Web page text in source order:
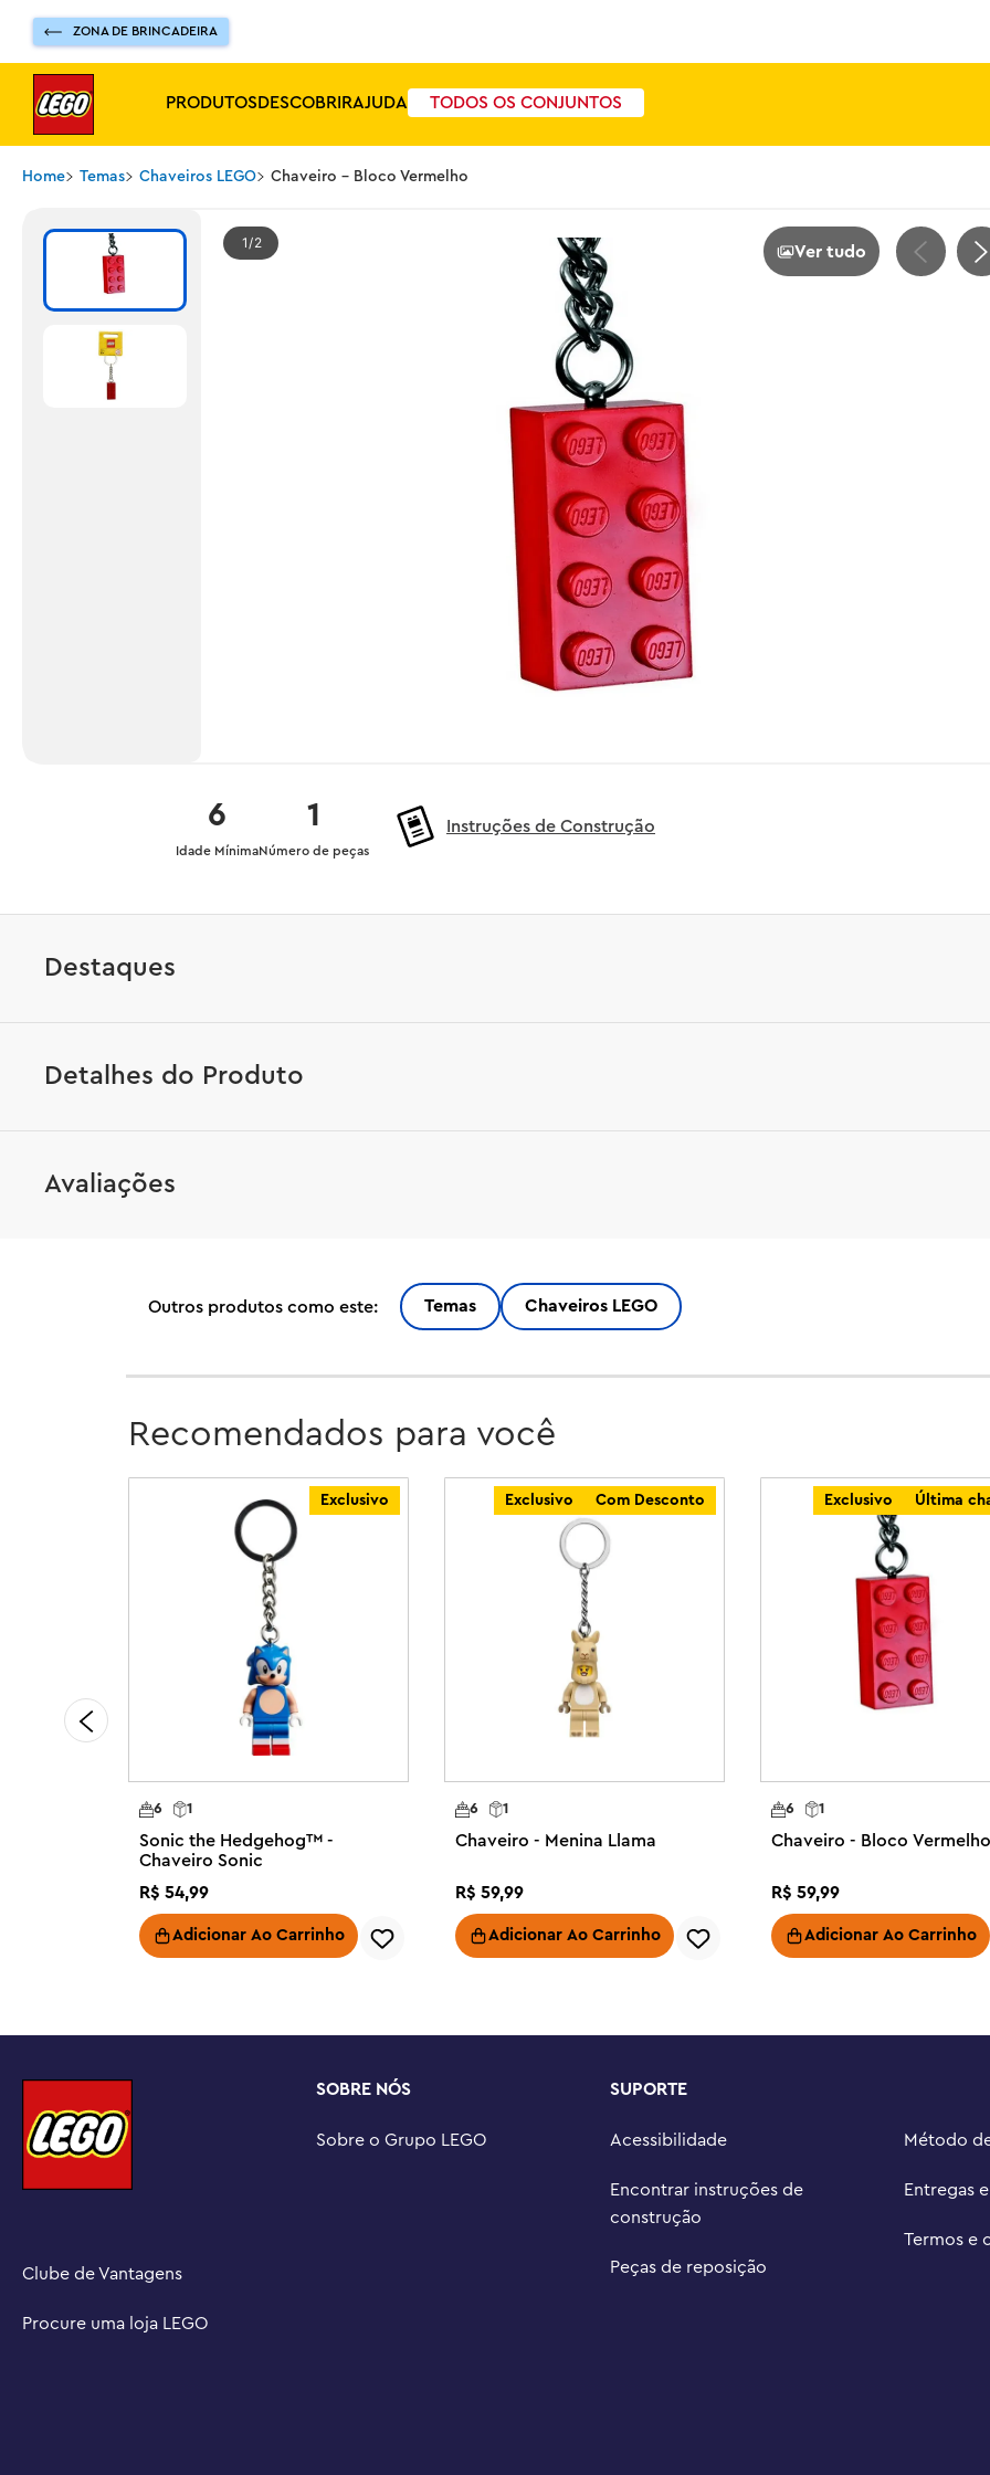
ZONA DE BRINCADEIRA
PRODUTOSDESCOBRIRAJUDA TODOS OS CONJUNTOS
Home Temas Chaveiros LEGO Chaveiro - Bloco Vermelho
1 2 Ver tudo
1
Número de peças
6
Idade Mínima
Instruções de Construção
Destaques
Detalhes do Produto
Avaliações
Outros produtos como este: Temas Chaveiros LEGO
Recomendados para você
Exclusivo
1
6
Sonic the Hedgehog™ -
Chaveiro Sonic
R$ 54,99
Adicionar Ao Carrinho
Exclusivo Com Desconto
1
6
Chaveiro - Menina Llama
R$ 59,99
Adicionar Ao Carrinho
Exclusivo Última
1
6
Chaveiro - Bloco Vermelho
R$ 59,99
Adicionar Ao Carrinho
Clube de Vantagens
Procure uma loja LEGO
SOBRE NÓS
Sobre o Grupo LEGO
SUPORTE
Acessibilidade
Encontrar instruções de
construção
Peças de reposição
Método
Entregas
Termos e